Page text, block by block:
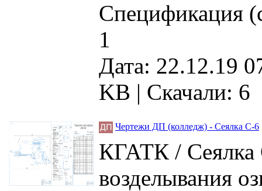
Спецификация
1
Дата: 22.12.19
KB | Скачали: 6
Чертежи ДП (колледж) - Сеялка С-6
КГАТК / Сеялка
возделывания